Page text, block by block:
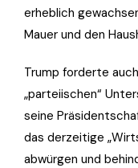
erheblich
Mauer und den
Trump forderte
„parteiischen“
seine
das derzeitige
abwürgen und